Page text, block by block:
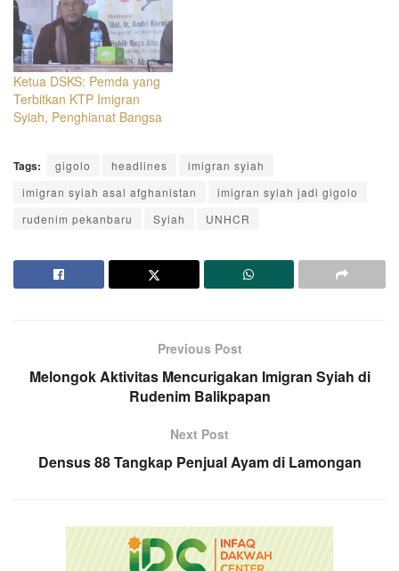
Ketua DSKS: Pemda yang
Terbitkan KTP Imigran
Syiah, Penghianat Bangsa
Tags: gigolo headlines
imigran syiah
imigran syiah asal afghanistan
imigran syiah jadi gigolo
rudenim pekanbaru
Syiah UNHCR
Previous Post
Melongok Aktivitas Mencurigakan Imigran Syiah di
Rudenim Balikpapan
Next Post
Densus 88 Tangkap Penjual Ayam di Lamongan